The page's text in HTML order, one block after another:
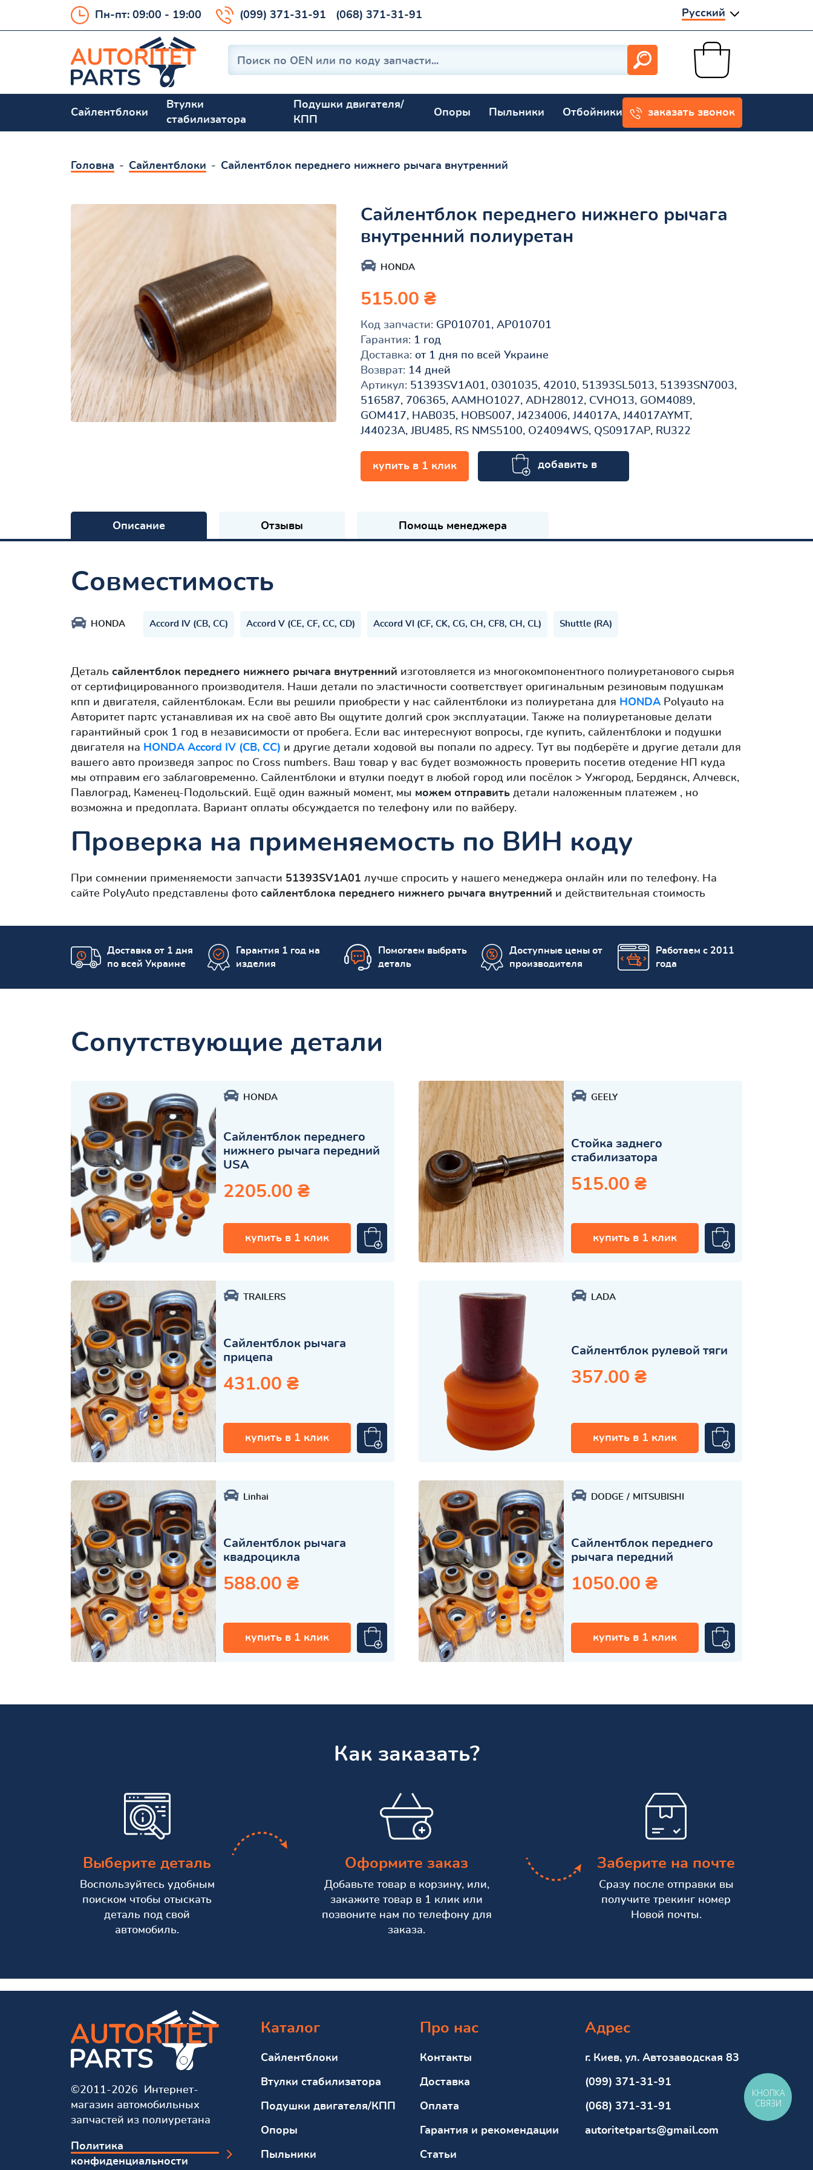
Пн-пт: 09:00 - 19:00 (099) 371-31-91 (068) 371-31-91 Русский
Сайлентблоки
Втулки
стабилизатора
Подушки двигателя/
КПП
Опоры Пыльники Отбойники заказать звонок
Головна Сайлентблоки Сайлентблок переднего нижнего рычага внутренний
Сайлентблок переднего нижнего рычага
внутренний полиуретан
HONDA
515.00 ₴
Код запчасти: GP010701, AP010701
Гарантия: 1 год
Доставка: от 1 дня по всей Украине
Возврат: 14 дней
Артикул: 51393SV1A01, 0301035, 42010, 51393SL5013, 51393SN7003,
516587, 706365, AAMHO1027, ADH28012, CVHO13, GOM4089,
GOM417, HAB035, HOBS007, J4234006, J44017A, J44017AYMT,
J44023A, JBU485, RS NMS5100, O24094WS, QS0917AP, RU322
купить в 1 клик
добавить в
корзину
Описание Отзывы Помощь менеджера
Совместимость
HONDA Accord IV (CB, CC) Accord V (CE, CF, CC, CD) Accord VI (CF, CK, CG, CH, CF8, CH, CL) Shuttle (RA)
Деталь сайлентблок переднего нижнего рычага внутренний изготовляется из многокомпонентного полиуретанового сырья
от сертифицированного производителя. Наши детали по эластичности соответствует оригинальным резиновым подушкам
кпп и двигателя, сайлентблокам. Если вы решили приобрести у нас сайлентблоки из полиуретана для HONDA Polyauto на
Авторитет партс устанавливая их на своё авто Вы ощутите долгий срок эксплуатации. Также на полиуретановые делати
гарантийный срок 1 год в независимости от пробега. Если вас интереснуют вопросы, где купить, сайлентблоки и подушки
двигателя на HONDA Accord IV (CB, CC) и другие детали ходовой вы попали по адресу. Тут вы подберёте и другие детали для
вашего авто произведя запрос по Cross numbers. Ваш товар у вас будет возможность проверить посетив отедение НП куда
мы отправим его заблаговременно. Сайлентблоки и втулки поедут в любой город или посёлок > Ужгород, Бердянск, Алчевск,
Павлоград, Каменец-Подольский. Ещё один важный момент, мы можем отправить детали наложенным платежем , но
возможна и предоплата. Вариант оплаты обсуждается по телефону или по вайберу.
Проверка на применяемость по ВИН коду
При сомнении применяемости запчасти 51393SV1A01 лучше спросить у нашего менеджера онлайн или по телефону. На
сайте PolyAuto представлены фото сайлентблокa переднего нижнего рычага внутренний и действительная стоимость
Доставка от 1 дня
по всей Украине
Гарантия 1 год на
изделия
Помогаем выбрать
деталь
Доступные цены от
производителя
Работаем с 2011
года
Сопутствующие детали
HONDA
Сайлентблок переднего
нижнего рычага передний
USA
2205.00 ₴
купить в 1 клик
GEELY
Стойка заднего
стабилизатора
515.00 ₴
купить в 1 клик
TRAILERS
Сайлентблок рычага
прицепа
431.00 ₴
купить в 1 клик
LADA
Сайлентблок рулевой тяги
357.00 ₴
купить в 1 клик
Linhai
Сайлентблок рычага
квадроцикла
588.00 ₴
купить в 1 клик
DODGE MITSUBISHI
Сайлентблок переднего
рычага передний
1050.00 ₴
купить в 1 клик
Как заказать?
Выберите деталь
Воспользуйтесь удобным
поиском чтобы отыскать
деталь под свой
автомобиль.
Оформите заказ
Добавьте товар в корзину, или,
закажите товар в 1 клик или
позвоните нам по телефону для
заказа.
Заберите на почте
Сразу после отправки вы
получите трекинг номер
Новой почты.
©2011-2026 Интернет-
магазин автомобильных
запчастей из полиуретана
Политика
конфиденциальности
Каталог
Сайлентблоки
Втулки стабилизатора
Подушки двигателя/КПП
Опоры
Пыльники
Про нас
Контакты
Доставка
Оплата
Гарантия и рекомендации
Статьи
Адрес
г. Киев, ул. Автозаводская 83
(099) 371-31-91
(068) 371-31-91
autoritetparts@gmail.com
КНОПКА
СВЯЗИ